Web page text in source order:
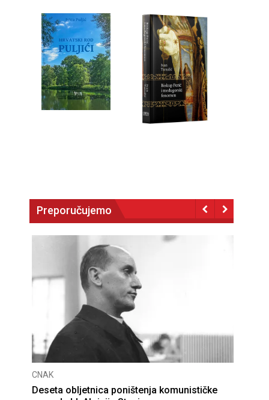
Preporučujemo
CNAK
Deseta obljetnica poništenja komunističke